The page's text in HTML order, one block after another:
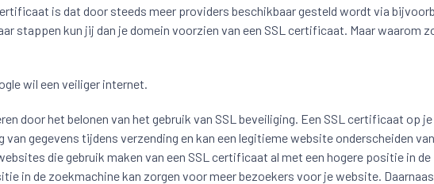
is dat door steeds meer providers beschikbaar gesteld wordt via
stappen kun jij dan je domein voorzien van een SSL certificaat. Maar waarom
wil een veiliger internet.
door het belonen van het gebruik van SSL beveiliging. Een SSL certificaat op je
gegevens tijdens verzending en kan een legitieme website onderscheiden
die gebruik maken van een SSL certificaat al met een hogere positie in de
in de zoekmachine kan zorgen voor meer bezoekers voor je website.